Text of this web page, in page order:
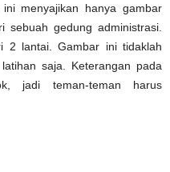
menyajikan hanya gambar
gedung administrasi.
2 lantai. Gambar ini tidaklah
saja. Keterangan pada
jadi teman-teman harus